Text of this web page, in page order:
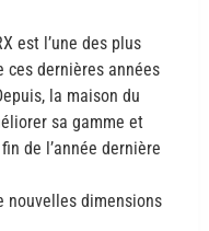
est l’une des plus
ces dernières années
la maison du
sa gamme et
de l’année dernière
nouvelles dimensions